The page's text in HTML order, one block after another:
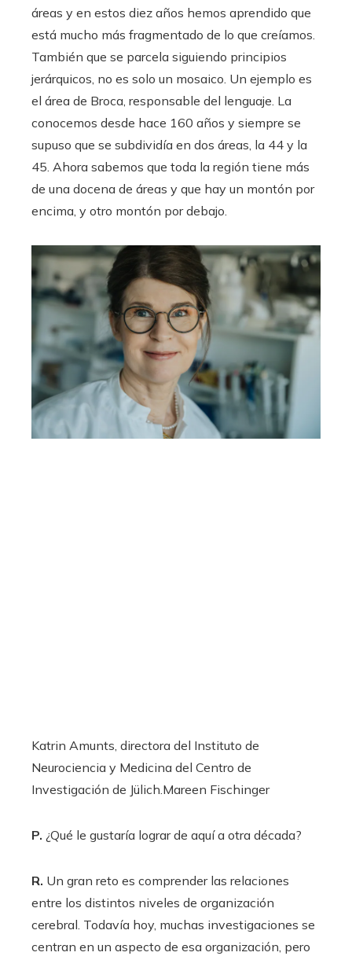
áreas y en estos diez años hemos aprendido que
está mucho más fragmentado de lo que creíamos.
También que se parcela siguiendo principios
jerárquicos, no es solo un mosaico. Un ejemplo es
el área de Broca, responsable del lenguaje. La
conocemos desde hace 160 años y siempre se
supuso que se subdividía en dos áreas, la 44 y la
45. Ahora sabemos que toda la región tiene más
de una docena de áreas y que hay un montón por
encima, y otro montón por debajo.
Katrin Amunts, directora del Instituto de
Neurociencia y Medicina del Centro de
Investigación de Jülich. Mareen Fischinger
P. ¿Qué le gustaría lograr de aquí a otra década?
R. Un gran reto es comprender las relaciones
entre los distintos niveles de organización
cerebral. Todavía hoy, muchas investigaciones se
centran en un aspecto de esa organización, pero